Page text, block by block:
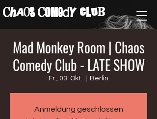
ChAos COMedY cLuB
Mad Monkey Room | Chaos
Comedy Club - LATE SHOW
Fr., 03. Okt. Berlin
Anmeldung geschlossen